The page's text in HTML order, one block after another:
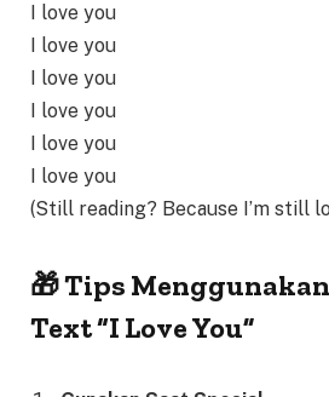
I love you
I love you
I love you
I love you
I love you
I love you
(Still reading? Because I’m still
🎁 Tips
Text “I Love You”